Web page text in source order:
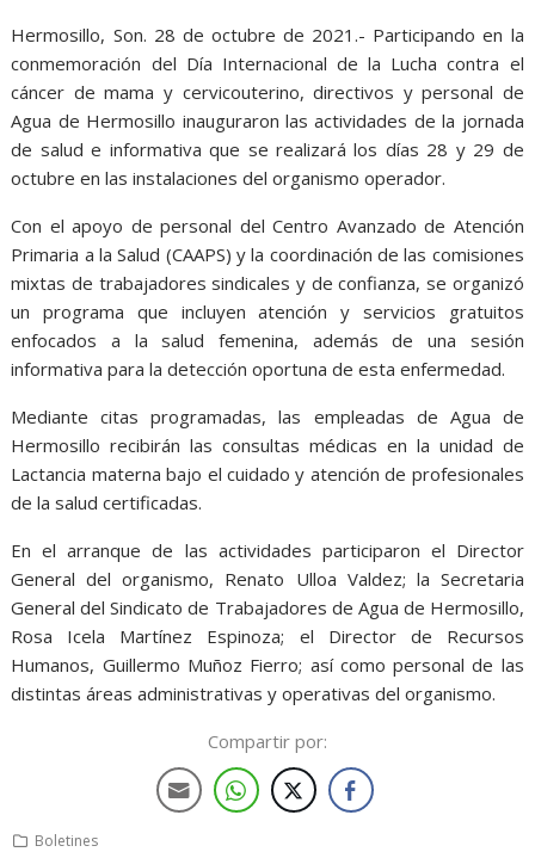
Hermosillo, Son. 28 de octubre de 2021.- Participando en la
conmemoración del Día Internacional de la Lucha contra el
cáncer de mama y cervicouterino, directivos y personal de
Agua de Hermosillo inauguraron las actividades de la jornada
de salud e informativa que se realizará los días 28 y 29 de
octubre en las instalaciones del organismo operador.
Con el apoyo de personal del Centro Avanzado de Atención
Primaria a la Salud (CAAPS) y la coordinación de las comisiones
mixtas de trabajadores sindicales y de confianza, se organizó
un programa que incluyen atención y servicios gratuitos
enfocados a la salud femenina, además de una sesión
informativa para la detección oportuna de esta enfermedad.
Mediante citas programadas, las empleadas de Agua de
Hermosillo recibirán las consultas médicas en la unidad de
Lactancia materna bajo el cuidado y atención de profesionales
de la salud certificadas.
En el arranque de las actividades participaron el Director
General del organismo, Renato Ulloa Valdez; la Secretaria
General del Sindicato de Trabajadores de Agua de Hermosillo,
Rosa Icela Martínez Espinoza; el Director de Recursos
Humanos, Guillermo Muñoz Fierro; así como personal de las
distintas áreas administrativas y operativas del organismo.
Compartir por:
Boletines